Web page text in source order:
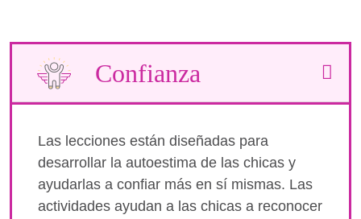
Confianza
Las lecciones están diseñadas para
desarrollar la autoestima de las chicas y
ayudarlas a confiar más en sí mismas. Las
actividades ayudan a las chicas a reconocer